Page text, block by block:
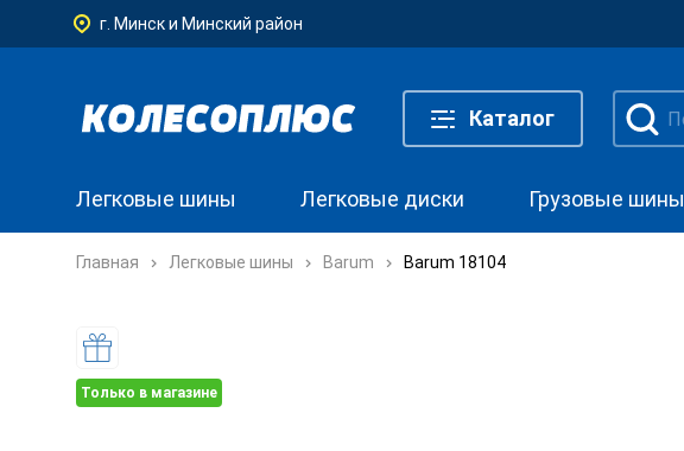
г. Минск и Минский район
Каталог
Легковые шины Легковые диски Грузовые шины
Главная Легковые шины Barum Barum 18104
Только в магазине